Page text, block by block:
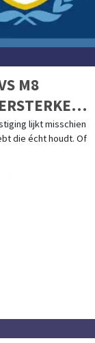
M8
lijkt misschien
die écht houdt. Of